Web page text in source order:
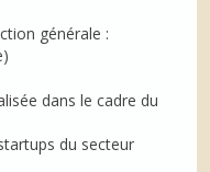
générale :
dans le cadre du
du secteur